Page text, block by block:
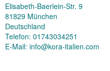
Elisabeth-Baerlein-Str. 9
81829 München
Deutschland
Telefon: 01743034251
E-Mail: info@kora-italien.com